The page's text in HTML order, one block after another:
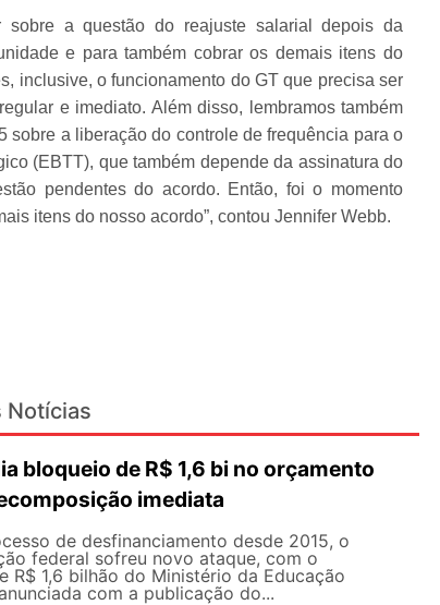
a questão do reajuste salarial depois da
e para também cobrar os demais itens do
inclusive, o funcionamento do GT que precisa ser
e imediato. Além disso, lembramos também
a liberação do controle de frequência para o
(EBTT), que também depende da assinatura do
pendentes do acordo. Então, foi o momento
itens do nosso acordo”, contou Jennifer Webb.
Notícias
bloqueio de R$ 1,6 bi no orçamento
imediata
de desfinanciamento desde 2015, o
federal sofreu novo ataque, com o
R$ 1,6 bilhão do Ministério da Educação
com a publicação do...